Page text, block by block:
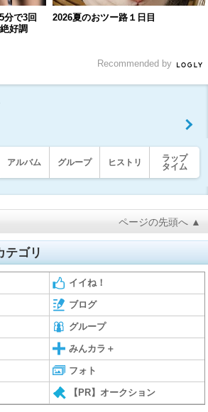
分で3回
好調
2026夏のおツー路１日目
Recommended by
アルバム グループ ヒストリ
ラップ
タイム
ページの先頭へ ▲
テゴリ
イイね！
ブログ
グループ
みんカラ＋
フォト
【PR】オークション